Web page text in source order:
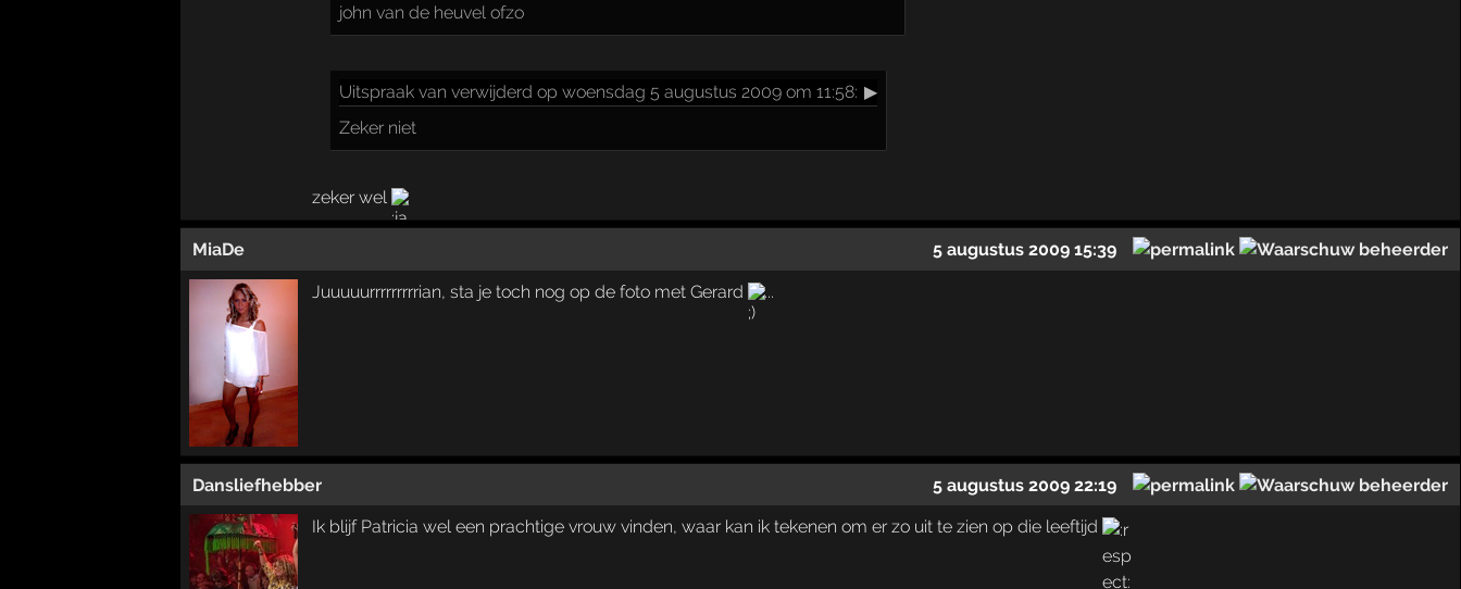
john van de heuvel ofzo
Uitspraakvan verwijderd op woensdag 5 augustus 2009 om 11:58: ▶
Zeker niet
zeker wel
MiaDe 5 augustus 2009 15:39
Juuuuurrrrrrrrrian, sta je toch nog op de foto met Gerard ...
Dansliefhebber 5 augustus 2009 22:19
Ik blijf Patricia wel een prachtige vrouw vinden, waar kan ik tekenen om er zo uit te zien op die leeftijd